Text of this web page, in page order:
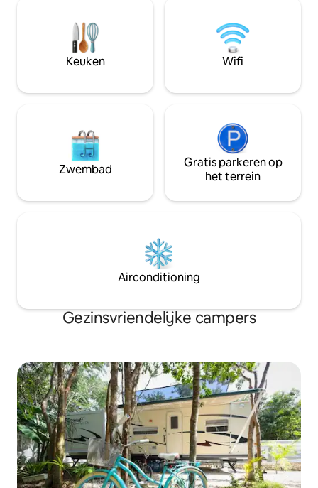
Keuken Wifi
Zwembad
Gratis parkeren op
het terrein
Airconditioning
Gezinsvriendelijke campers